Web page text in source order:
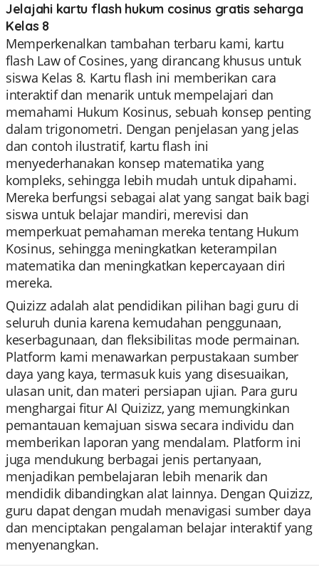
Jelajahi kartu flash hukum cosinus gratis seharga
Kelas 8
Memperkenalkan tambahan terbaru kami, kartu
flash Law of Cosines, yang dirancang khusus untuk
siswa Kelas 8. Kartu flash ini memberikan cara
interaktif dan menarik untuk mempelajari dan
memahami Hukum Kosinus, sebuah konsep penting
dalam trigonometri. Dengan penjelasan yang jelas
dan contoh ilustratif, kartu flash ini
menyederhanakan konsep matematika yang
kompleks, sehingga lebih mudah untuk dipahami.
Mereka berfungsi sebagai alat yang sangat baik bagi
siswa untuk belajar mandiri, merevisi dan
memperkuat pemahaman mereka tentang Hukum
Kosinus, sehingga meningkatkan keterampilan
matematika dan meningkatkan kepercayaan diri
mereka.
Quizizz adalah alat pendidikan pilihan bagi guru di
seluruh dunia karena kemudahan penggunaan,
keserbagunaan, dan fleksibilitas mode permainan.
Platform kami menawarkan perpustakaan sumber
daya yang kaya, termasuk kuis yang disesuaikan,
ulasan unit, dan materi persiapan ujian. Para guru
menghargai fitur AI Quizizz, yang memungkinkan
pemantauan kemajuan siswa secara individu dan
memberikan laporan yang mendalam. Platform ini
juga mendukung berbagai jenis pertanyaan,
menjadikan pembelajaran lebih menarik dan
mendidik dibandingkan alat lainnya. Dengan Quizizz,
guru dapat dengan mudah menavigasi sumber daya
dan menciptakan pengalaman belajar interaktif yang
menyenangkan.